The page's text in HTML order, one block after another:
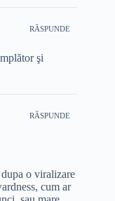
RĂSPUNDE
şi
RĂSPUNDE
o viralizare
cum ar